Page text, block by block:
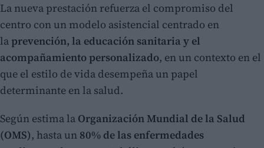
La nueva prestación refuerza el compromiso del
centro con un modelo asistencial centrado en
laprevención, la educación sanitaria y el
acompañamiento personalizado, en un contexto en el
que el estilo de vida desempeña un papel
determinante en la salud.
Según estima la Organización Mundial de la Salud
(OMS), hasta un 80% de las enfermedades